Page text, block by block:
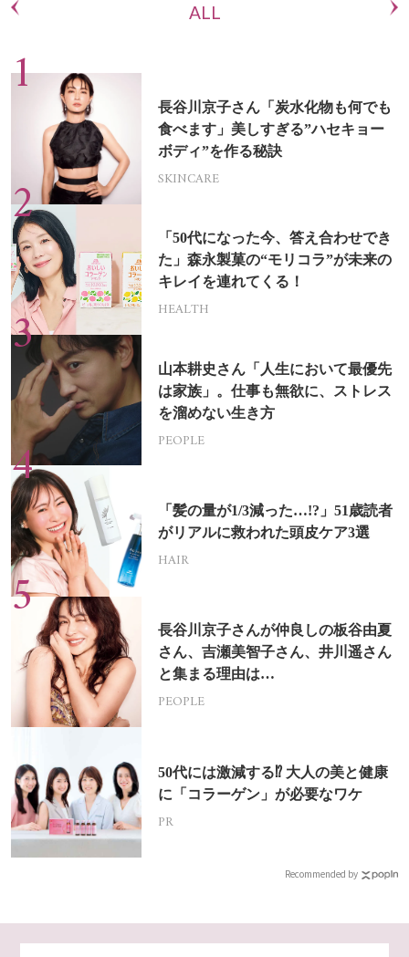
ALL
長谷川京子さん「炭水化物も何でも
食べます」美しすぎる”ハセキョー
ボディ”を作る秘訣
SKINCARE
「50代になった今、答え合わせでき
た」森永製菓の“モリコラ”が未来の
キレイを連れてくる！
HEALTH
山本耕史さん「人生において最優先
は家族」。仕事も無欲に、ストレス
を溜めない生き方
PEOPLE
「髪の量が1/3減った…!?」51歳読者
がリアルに救われた頭皮ケア3選
HAIR
長谷川京子さんが仲良しの板谷由夏
さん、吉瀬美智子さん、井川遥さん
と集まる理由は…
PEOPLE
50代には激減する⁉ 大人の美と健康
に「コラーゲン」が必要なワケ
PR
Recommended by